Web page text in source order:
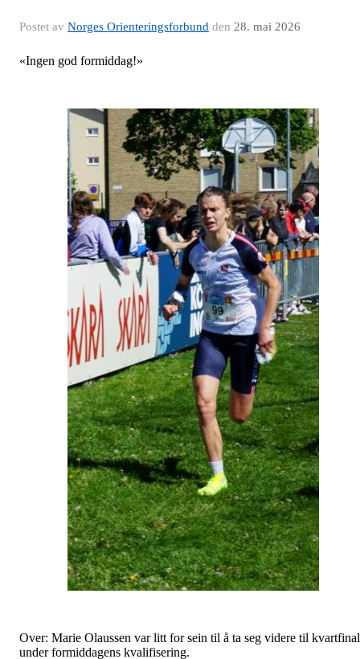
Postet av Norges Orienteringsforbund den 28. mai 2026
«Ingen god formiddag!»
Over: Marie Olaussen var litt for sein til å ta seg videre til
under formiddagens kvalifisering.